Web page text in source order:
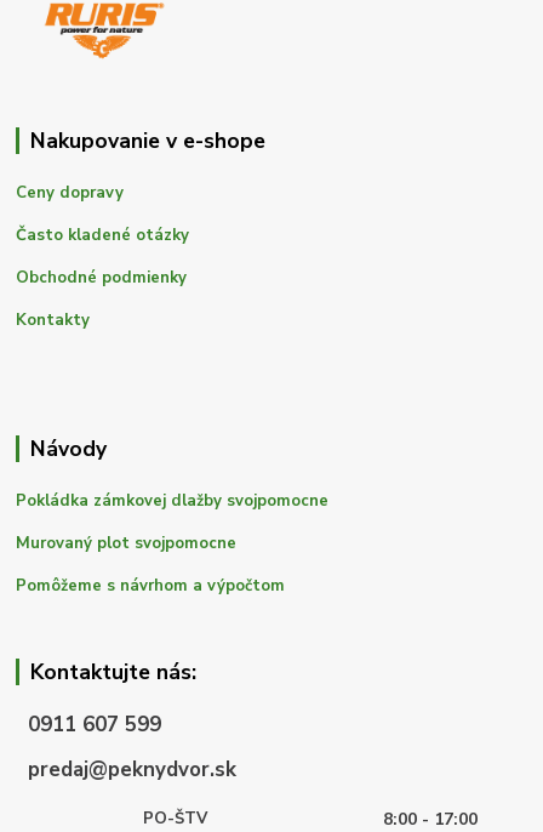
Nakupovanie v e-shope
Ceny dopravy
Často kladené otázky
Obchodné podmienky
Kontakty
Návody
Pokládka zámkovej dlažby svojpomocne
Murovaný plot svojpomocne
Pomôžeme s návrhom a výpočtom
Kontaktujte nás:
0911 607 599
predaj@peknydvor.sk
PO-ŠTV
8:00 - 17:00